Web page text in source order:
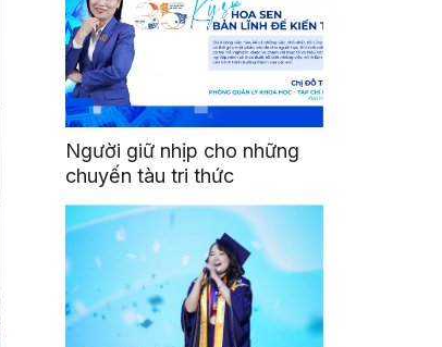
Người giữ nhịp cho những
chuyến tàu tri thức